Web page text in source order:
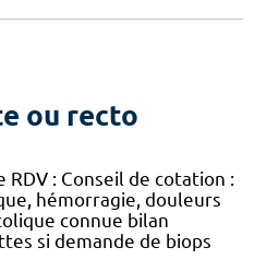
ou recto
: Conseil de cotation :
hémorragie, douleurs
connue bilan
si demande de biops